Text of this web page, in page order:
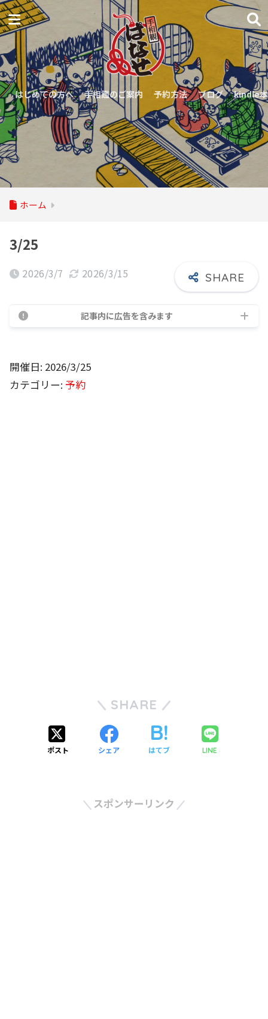
はじめての方へ 手相鑑のご案内 予約方法 ブログ kindle本
ホーム
3/25
2026/3/7 2026/3/15
記事内に広告を含みます
開催日: 2026/3/25
カテゴリー: 予約
SHARE
ポスト シェア はてブ LINE
スポンサーリンク